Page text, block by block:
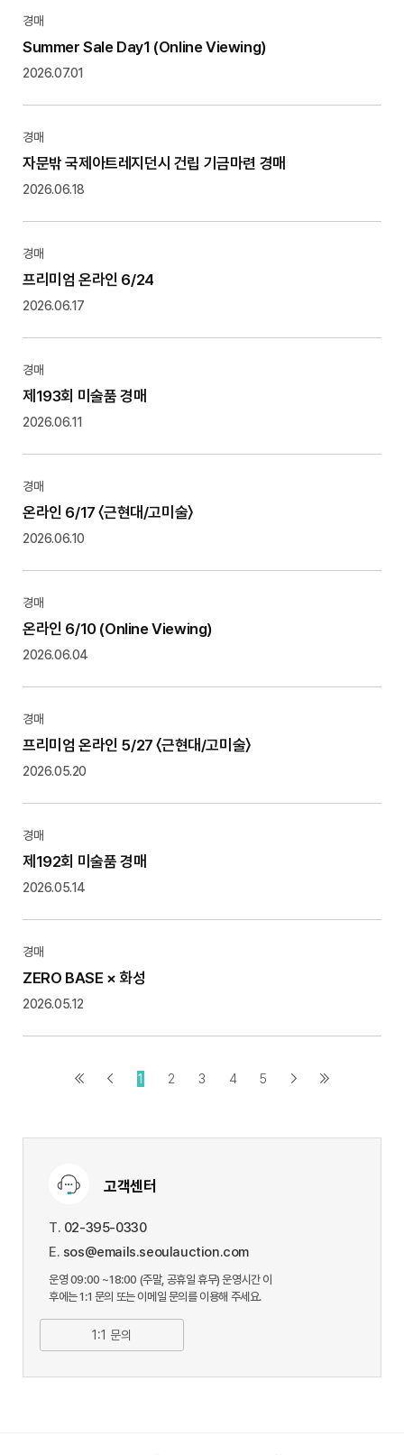
경매
Summer Sale Day1 (Online Viewing)
2026.07.01
경매
자문밖 국제아트레지던시 건립 기금마련 경매
2026.06.18
경매
프리미엄 온라인 6/24
2026.06.17
경매
제193회 미술품 경매
2026.06.11
경매
온라인 6/17 〈근현대/고미술〉
2026.06.10
경매
온라인 6/10 (Online Viewing)
2026.06.04
경매
프리미엄 온라인 5/27 〈근현대/고미술〉
2026.05.20
경매
제192회 미술품 경매
2026.05.14
경매
ZERO BASE × 화성
2026.05.12
1 2 3 4 5
고객센터
T. 02-395-0330
E. sos@emails.seoulauction.com
운영 09:00 ~18:00 (주말, 공휴일 휴무) 운영시간 이
후에는 1:1 문의 또는 이메일 문의를 이용해 주세요.
1:1 문의